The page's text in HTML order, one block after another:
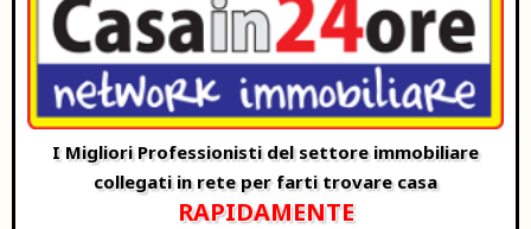
I Migliori Professionisti del settore immobiliare
collegati in rete per farti trovare casa
RAPIDAMENTE